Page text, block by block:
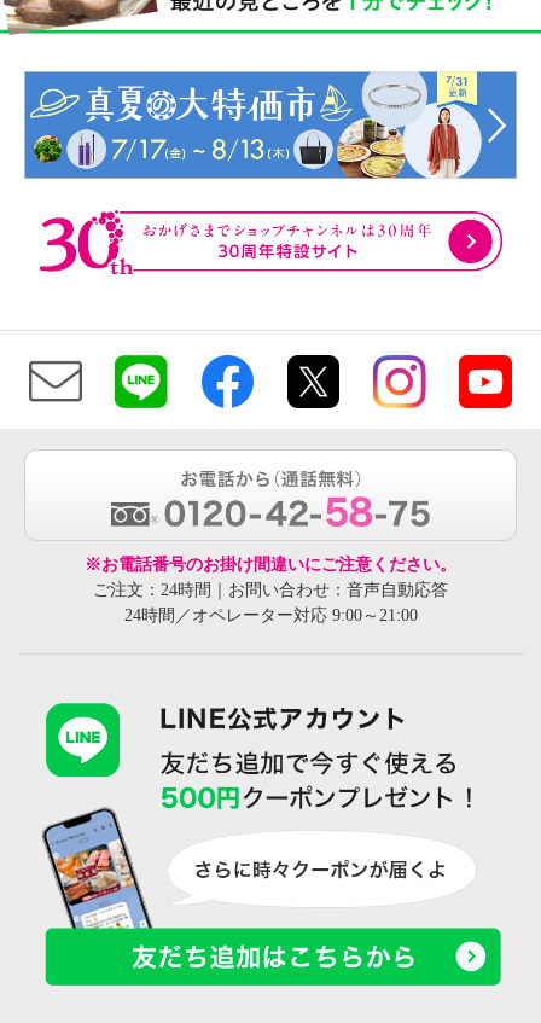
※お電話番号のお掛け間違いにご注意ください。
ご注文：24時間｜お問い合わせ：音声自動応答
24時間／オペレーター対応 9:00～21:00